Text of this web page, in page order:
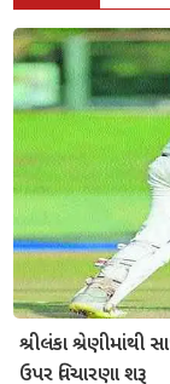
શ્રીલંકા શ્રેણીમાંથી
ઉપર વિચારણા શરૂ